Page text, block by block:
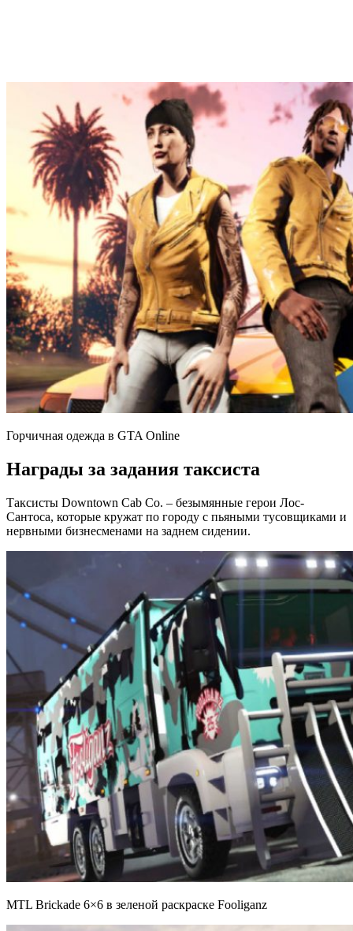
Горчичная одежда в GTA Online
Награды за задания таксиста
Таксисты Downtown Cab Co. – безымянные герои Лос-
Сантоса, которые кружат по городу с пьяными тусовщиками и
нервными бизнесменами на заднем сидении.
MTL Brickade 6×6 в зеленой раскраске Fooliganz